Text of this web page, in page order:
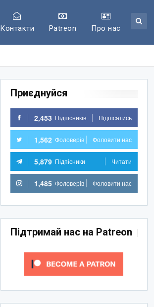
Контакти Patreon Про нас
Приєднуйся
2,453 Підпісників Підпісатись
1,562 Фоловерів Фоловити нас
5,879 Підпісники Читати
1,485 Фоловерів Фоловити нас
Підтримай нас на Patreon